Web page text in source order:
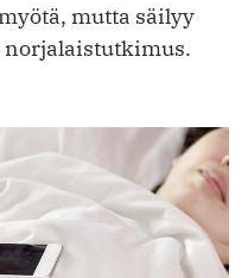
mutta säilyy
norjalaistutkimus.